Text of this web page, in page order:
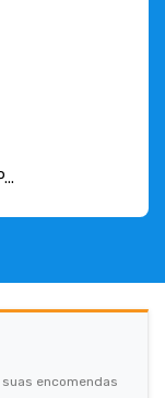
encomendas